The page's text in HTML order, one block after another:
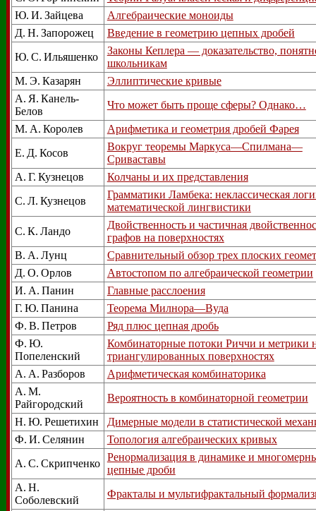
Ю. И. Зайцева
Алгебраические моноиды
Д. Н. Запорожец
Введение в геометрию цепных дробей
Ю. С. Ильяшенко
Законы Кеплера — доказательство,
школьникам
М. Э. Казарян
Эллиптические кривые
А. Я. Канель-
Белов
Что может быть проще сферы? Однако…
М. А. Королев
Арифметика и геометрия дробей Фарея
Е. Д. Косов
Вокруг теоремы Маркуса—Спилмана—
Сриваставы
А. Г. Кузнецов
Колчаны и их представления
С. Л. Кузнецов
Грамматики Ламбека: неклассическая
математической лингвистики
С. К. Ландо
Двойственность и частичная
графов на поверхностях
В. А. Лунц
Сравнительный обзор трех плоских
Д. О. Орлов
Автостопом по алгебраической геометрии
И. А. Панин
Главные расслоения
Г. Ю. Панина
Теорема Милнора—Вуда
Ф. В. Петров
Ряд плюс цепная дробь
Ф. Ю.
Попеленский
Комбинаторные потоки Риччи и метрики
триангулированных поверхностях
А. А. Разборов
Арифметическая комбинаторика
А. М.
Райгородский
Вероятность в комбинаторной геометрии
Н. Ю. Решетихин
Димерные модели в статистической
Ф. И. Селянин
Топология алгебраических кривых
А. С. Скрипченко
Ренормализация в динамике и
цепные дроби
А. Н.
Соболевский
Фракталы и мультифрактальный